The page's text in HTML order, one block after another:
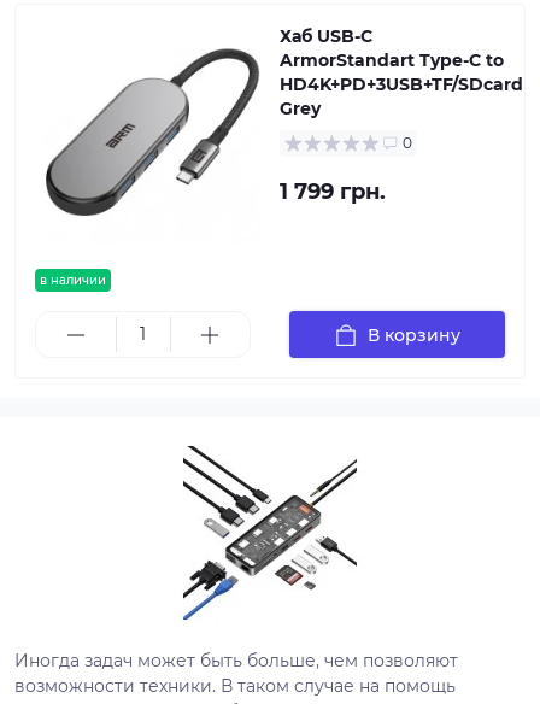
в наличии
Хаб USB-C
ArmorStandart Type-C to
HD4K+PD+3USB+TF/SDcard
Grey
0
1 799 грн.
В корзину
Иногда задач может быть больше, чем позволяют
возможности техники. В таком случае на помощь